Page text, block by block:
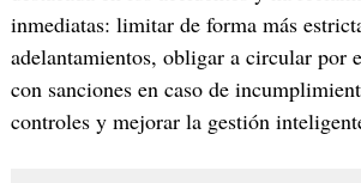
inmediatas: limitar de forma más
adelantamientos, obligar a circular por
con sanciones en caso de
controles y mejorar la gestión